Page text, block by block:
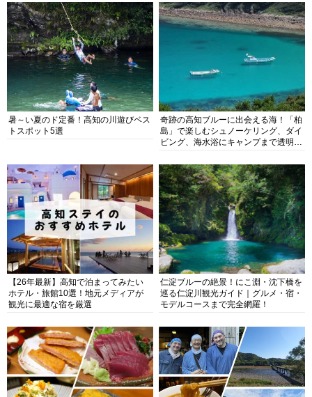
暑～い夏のド定番！高知の川遊びベス
トスポット5選
奇跡の高知ブルーに出会える海！「柏
島」で楽しむシュノーケリング、ダイ
ビング、海水浴にキャンプまで透明度
【26年最新】高知で泊まってみたい
ホテル・旅館10選！地元メディアが
観光に最適な宿を厳選
仁淀ブルーの絶景！にこ淵・沈下橋を
巡る仁淀川観光ガイド｜グルメ・宿・
モデルコースまで完全網羅！